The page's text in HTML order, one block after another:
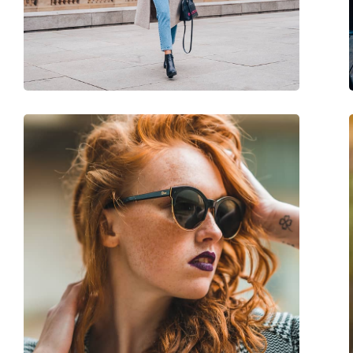
Poids:
100 g
Plaquettes de nez ajustables:
Accessoires
Étui:
Oui
Tissu de nettoyage:
Oui
Autres
Sexe:
Pour femmes
Catégorie:
Lunettes de soleil
Marque:
M Missoni
Utilisation:
Mode
MMI 0019/S 807 9O